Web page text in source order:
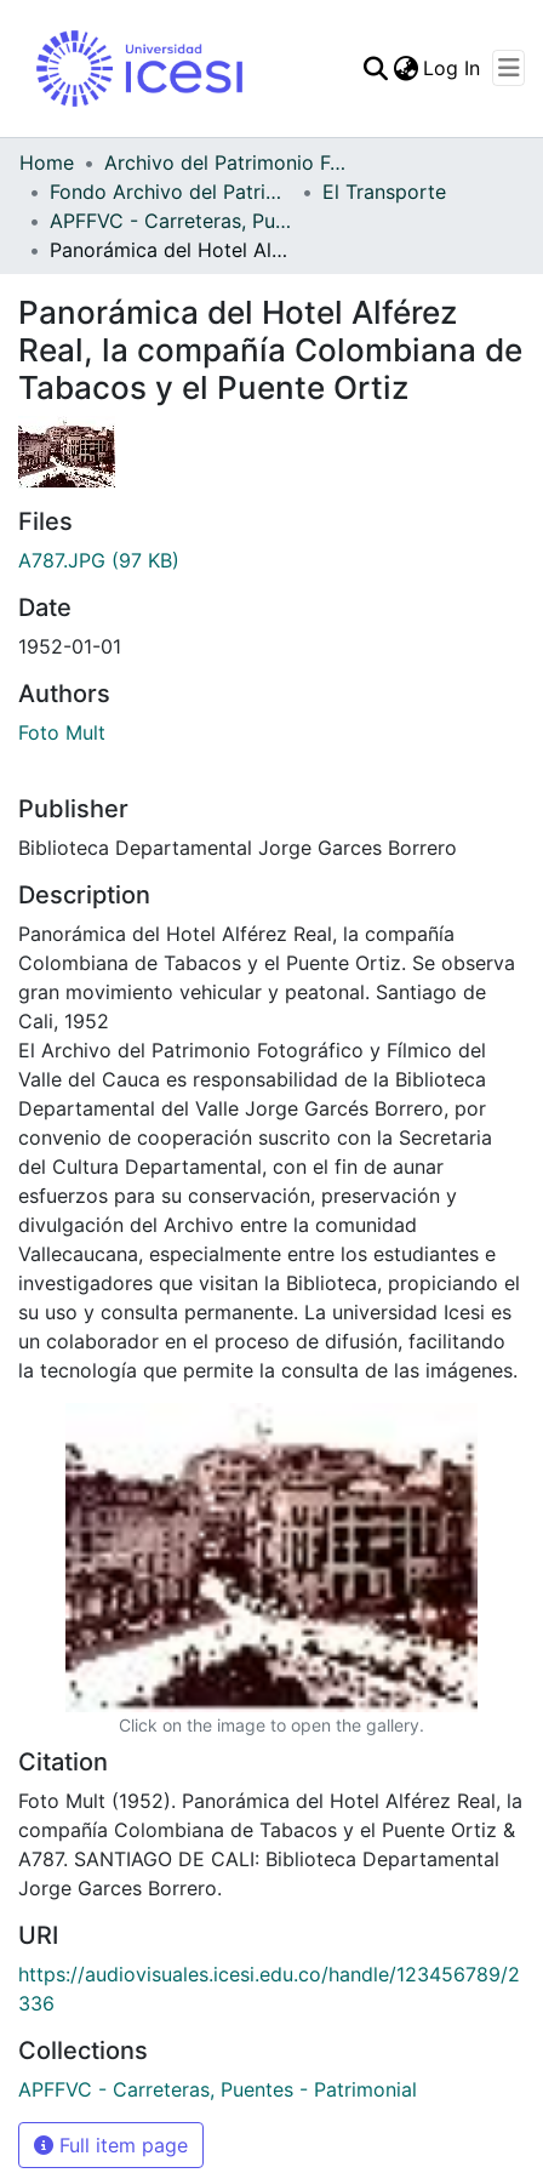
Statistics
Log In
Home
Archivo del Patrimonio Fotográfico y Fílmico del Valle del Cauca
Fondo Archivo del Patrimonio Fotográfico y Fílmico del Valle del Cauca
El Transporte
APFFVC - Carreteras, Puentes - Patrimonial
Panorámica del Hotel Alférez Real, la compañía Colombiana de Tabacos y el Puente Ortiz
Panorámica del Hotel Alférez
Real, la compañía Colombiana de
Tabacos y el Puente Ortiz
Files
A787.JPG (97 KB)
Date
1952-01-01
Authors
Foto Mult
Publisher
Biblioteca Departamental Jorge Garces Borrero
Description
Panorámica del Hotel Alférez Real, la compañía
Colombiana de Tabacos y el Puente Ortiz. Se observa
gran movimiento vehicular y peatonal. Santiago de
Cali, 1952
El Archivo del Patrimonio Fotográfico y Fílmico del
Valle del Cauca es responsabilidad de la Biblioteca
Departamental del Valle Jorge Garcés Borrero, por
convenio de cooperación suscrito con la Secretaria
del Cultura Departamental, con el fin de aunar
esfuerzos para su conservación, preservación y
divulgación del Archivo entre la comunidad
Vallecaucana, especialmente entre los estudiantes e
investigadores que visitan la Biblioteca, propiciando el
su uso y consulta permanente. La universidad Icesi es
un colaborador en el proceso de difusión, facilitando
la tecnología que permite la consulta de las imágenes.
Click on the image to open the gallery.
Citation
Foto Mult (1952). Panorámica del Hotel Alférez Real, la
compañía Colombiana de Tabacos y el Puente Ortiz &
A787. SANTIAGO DE CALI: Biblioteca Departamental
Jorge Garces Borrero.
URI
https://audiovisuales.icesi.edu.co/handle/123456789/2
336
Collections
APFFVC - Carreteras, Puentes - Patrimonial
Full item page